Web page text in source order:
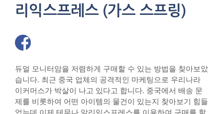
리익스프레스 (가스 스프링)
듀얼 모니터암을 저렴하게 구매할 수 있는 방법을 찾아보았
습니다. 최근 중국 업체의 공격적인 마케팅으로 우리나라
이커머스가 박살이 나고 있다고 합니다. 중국에서 배송 문
제를 비롯하여 어떤 아이템의 물건이 있는지 찾아보기 힘들